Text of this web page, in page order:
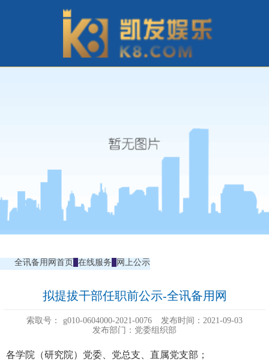
全讯备用网首页 在线服务 网上公示
拟提拔干部任职前公示-全讯备用网
索取号： g010-0604000-2021-0076
发布时间：2021-09-03
发布部门：党委组织部
各学院（研究院）党委、党总支、直属党支部；